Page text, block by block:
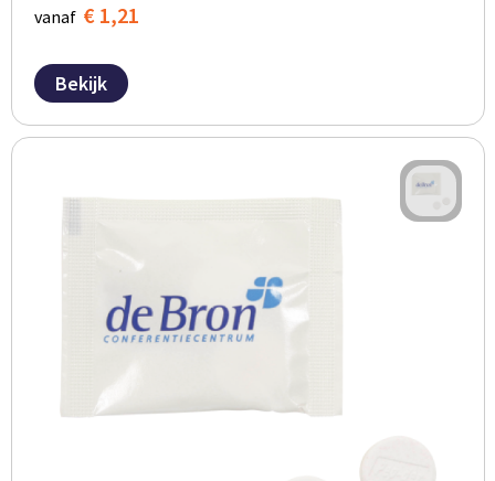
vanaf € 1,21
Bekijk